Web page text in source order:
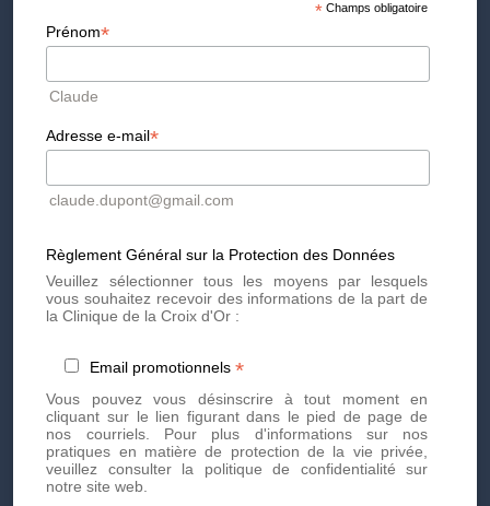
À 50 ans, la peau a besoin d’une prise en charge plus intense
pour lutter contre le relâchement cutané, la perte de volume et le
contours du visage, réduire visiblement les rides profondes et
avancées et des actifs puissants, nos forfaits apportent un effet
liftant et repulpant pour une peau revitalisée et éclatante de
* Champs obligatoire
Prénom*
Claude
Adresse e-mail*
claude.dupont@gmail.com
Règlement Général sur la Protection des Données
Veuillez sélectionner tous les moyens par lesquels
vous souhaitez recevoir des informations de la part de
la Clinique de la Croix d'Or :
Email promotionnels *
Vous pouvez vous désinscrire à tout moment en
cliquant sur le lien figurant dans le pied de page de
nos courriels. Pour plus d'informations sur nos
pratiques en matière de protection de la vie privée,
veuillez consulter la politique de confidentialité sur
notre site web.